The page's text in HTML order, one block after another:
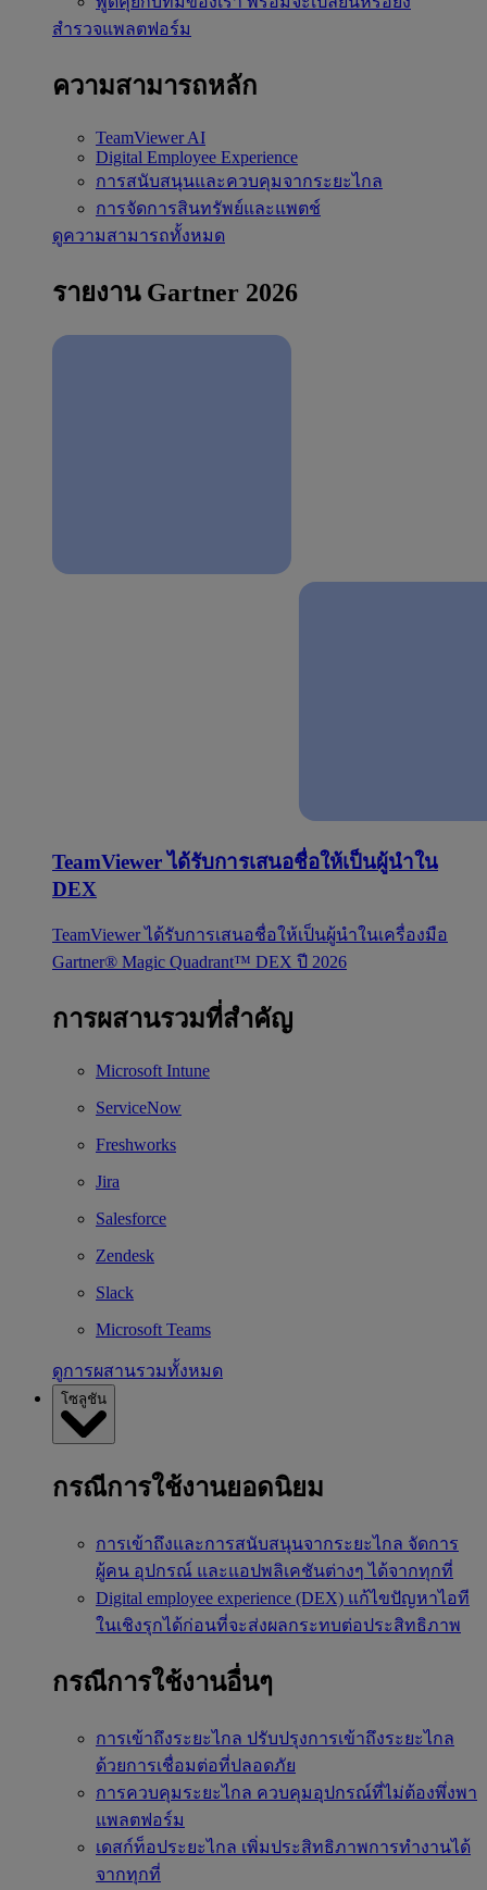
สำรวจแพลตฟอร์ม
ความสามารถหลัก
TeamViewer AI
Digital Employee Experience
การสนับสนุนและควบคุมจากระยะไกล
การจัดการสินทรัพย์และแพตช์
ดูความสามารถทั้งหมด
รายงาน Gartner 2026
TeamViewer ได้รับการเสนอชื่อให้เป็นผู้นำใน
DEX
TeamViewer ได้รับการเสนอชื่อให้เป็นผู้นำในเครื่องมือ
Gartner® Magic Quadrant™ DEX ปี 2026
การผสานรวมที่สำคัญ
Microsoft Intune
ServiceNow
Freshworks
Jira
Salesforce
Zendesk
Slack
Microsoft Teams
ดูการผสานรวมทั้งหมด
โซลูชัน
กรณีการใช้งานยอดนิยม
การเข้าถึงและการสนับสนุนจากระยะไกล จัดการ
ผู้คน อุปกรณ์ และแอปพลิเคชันต่างๆ ได้จากทุกที่
Digital employee experience (DEX) แก้ไขปัญหาไอที
ในเชิงรุกได้ก่อนที่จะส่งผลกระทบต่อประสิทธิภาพ
กรณีการใช้งานอื่นๆ
การเข้าถึงระยะไกล ปรับปรุงการเข้าถึงระยะไกล
ด้วยการเชื่อมต่อที่ปลอดภัย
การควบคุมระยะไกล ควบคุมอุปกรณ์ที่ไม่ต้องพึ่งพา
แพลตฟอร์ม
เดสก์ท็อประยะไกล เพิ่มประสิทธิภาพการทำงานได้
จากทุกที่